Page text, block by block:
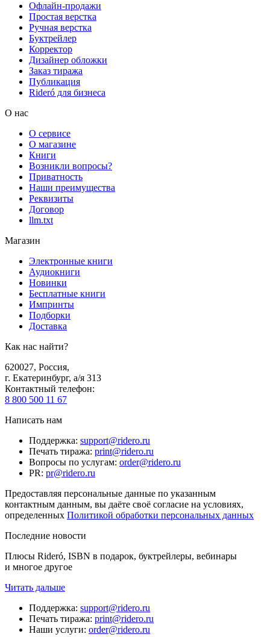
Офлайн-продажи
Простая верстка
Ручная верстка
Буктрейлер
Корректор
Дизайнер обложки
Заказ тиража
Публикация
Rideró для бизнеса
О нас
О сервисе
О магазине
Книги
Возникли вопросы?
Приватность
Наши преимущества
Реквизиты
Договор
llm.txt
Магазин
Электронные книги
Аудиокниги
Новинки
Бесплатные книги
Импринты
Подборки
Доставка
Как нас найти?
620027, Россия,
г. Екатеринбург, а/я 313
Контактный телефон:
8 800 500 11 67
Написать нам
Поддержка: support@ridero.ru
Печать тиража: print@ridero.ru
Вопросы по услугам: order@ridero.ru
PR: pr@ridero.ru
Предоставляя персональные данные по указанным
контактным данным, вы даёте своё согласие на условиях,
определенных Политикой обработки персональных данных
Последние новости
Плюсы Rideró, ISBN в подарок, буктрейлеры, вебинары
и многое другое
Читать дальше
Поддержка: support@ridero.ru
Печать тиража: print@ridero.ru
Наши услуги: order@ridero.ru